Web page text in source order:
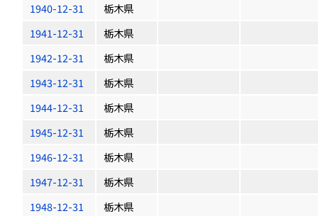
1940-12-31
栃木県
1941-12-31
栃木県
1942-12-31
栃木県
1943-12-31
栃木県
1944-12-31
栃木県
1945-12-31
栃木県
1946-12-31
栃木県
1947-12-31
栃木県
1948-12-31
栃木県